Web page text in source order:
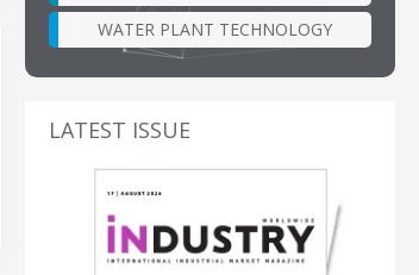
WATER PLANT TECHNOLOGY
LATEST ISSUE